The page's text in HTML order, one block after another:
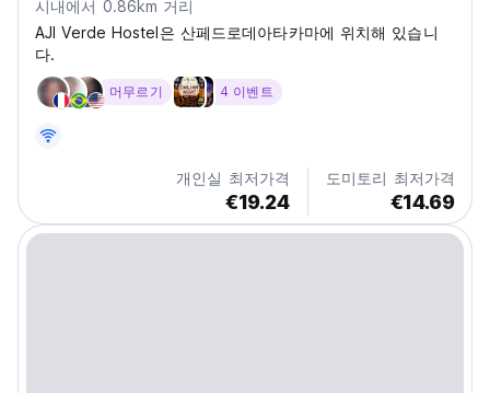
시내에서 0.86km 거리
AJI Verde Hostel은 산페드로데아타카마에 위치해 있습니
다.
머무르기 4 이벤트
개인실 최저가격
€19.24
도미토리 최저가격
€14.69